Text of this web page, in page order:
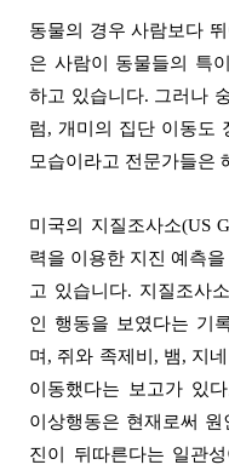
동물의 경우 사람보다
은 사람이 동물들의 특
하고 있습니다. 그러나
럼, 개미의 집단 이동도
모습이라고 전문가들은
미국의 지질조사소(US
력을 이용한 지진 예측을
고 있습니다. 지질조사
인 행동을 보였다는 기
며 , 쥐와 족제비 , 뱀, 지
이동했다는 보고가 있
이상행동은 현재로써 원
진이 뒤따른다는 일관